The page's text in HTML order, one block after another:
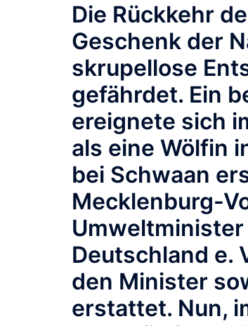
Die Rückkehr
Geschenk der
skrupellose
gefährdet. Ein
ereignete sich
als eine Wölfin
bei Schwaan
Mecklenburg-
Deutschland e.
den Minister
erstattet. Nun,